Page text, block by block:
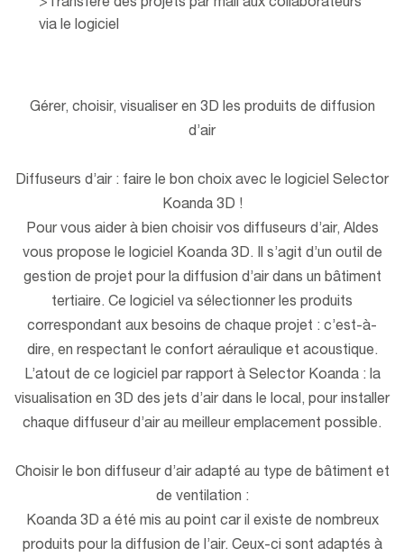
>Transfère des projets par mail aux collaborateurs
via le logiciel
Gérer, choisir, visualiser en 3D les produits de diffusion
d’air
Diffuseurs d’air : faire le bon choix avec le logiciel Selector
Koanda 3D !
Pour vous aider à bien choisir vos diffuseurs d’air, Aldes
vous propose le logiciel Koanda 3D. Il s’agit d’un outil de
gestion de projet pour la diffusion d’air dans un bâtiment
tertiaire. Ce logiciel va sélectionner les produits
correspondant aux besoins de chaque projet : c’est-à-
dire, en respectant le confort aéraulique et acoustique.
L’atout de ce logiciel par rapport à Selector Koanda : la
visualisation en 3D des jets d’air dans le local, pour installer
chaque diffuseur d’air au meilleur emplacement possible.
Choisir le bon diffuseur d’air adapté au type de bâtiment et
de ventilation :
Koanda 3D a été mis au point car il existe de nombreux
produits pour la diffusion de l’air. Ceux-ci sont adaptés à